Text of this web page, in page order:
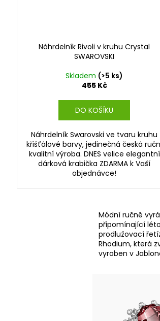
Náhrdelník Rivoli v kruhu Crystal
SWAROVSKI
Skladem (>5 ks)
455 Kč
DO KOŠÍKU
Náhrdelník Swarovski ve tvaru kruhu
křišťálové barvy, jedinečná česká
kvalitní výroba. DNES velice elegantní
dárková krabička ZDARMA k Vaší
objednávce!
Módní ručně
připomínající
prodlužovací
Rhodium, která
vyroben v